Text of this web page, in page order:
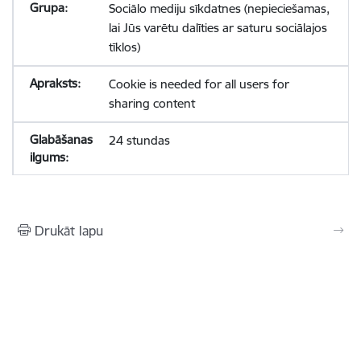
Sociālo mediju sīkdatnes (nepieciešamas,
lai Jūs varētu dalīties ar saturu sociālajos
tīklos)
Cookie is needed for all users for
sharing content
24 stundas
Drukāt lapu